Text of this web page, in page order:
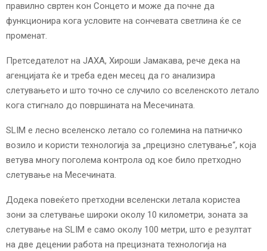
правилно свртен кон Сонцето и може да почне да
функционира кога условите на сончевата светлина ќе се
променат.
Претседателот на JAXA, Хироши Јамакава, рече дека на
агенцијата ќе и треба еден месец да го анализира
слетувањето и што точно се случило со вселенското летало
кога стигнало до површината на Месечината.
SLIM е лесно вселенско летало со големина на патничко
возило и користи технологија за „прецизно слетување“, која
ветува многу поголема контрола од кое било претходно
слетување на Месечината.
Додека повеќето претходни вселенски летала користеа
зони за слетување широки околу 10 километри, зоната за
слетување на SLIM е само околу 100 метри, што е резултат
на две децении работа на прецизната технологија на